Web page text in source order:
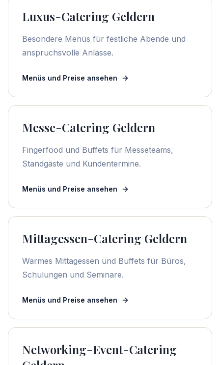
Luxus-Catering Geldern
Besondere Menüs für festliche Abende und
anspruchsvolle Anlässe.
Menüs und Preise ansehen
Messe-Catering Geldern
Fingerfood und Buffets für Messeteams,
Standgäste und Kundentermine.
Menüs und Preise ansehen
Mittagessen-Catering Geldern
Warmes Mittagessen und Buffets für Büros,
Schulungen und Seminare.
Menüs und Preise ansehen
Networking-Event-Catering